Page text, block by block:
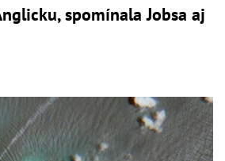
spomínala Jobsa aj